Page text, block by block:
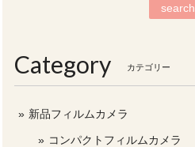
search
Category カテゴリー
新品フィルムカメラ
コンパクトフィルムカメラ